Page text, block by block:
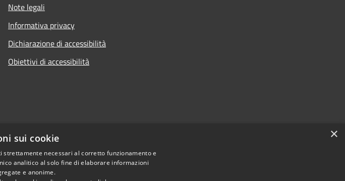
Note legali
Informativa privacy
Dichiarazione di accessibilità
Obiettivi di accessibilità
×
sui cookie
strettamente necessari al corretto funzionamento e
analitico al solo fine di elaborare informazioni
e anonime.